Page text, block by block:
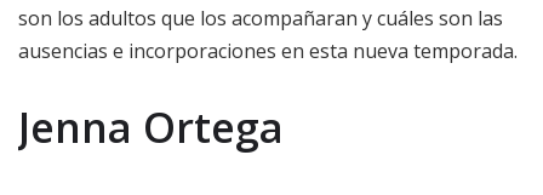
son los adultos que los acompañaran y cuáles son las
ausencias e incorporaciones en esta nueva temporada.
Jenna Ortega